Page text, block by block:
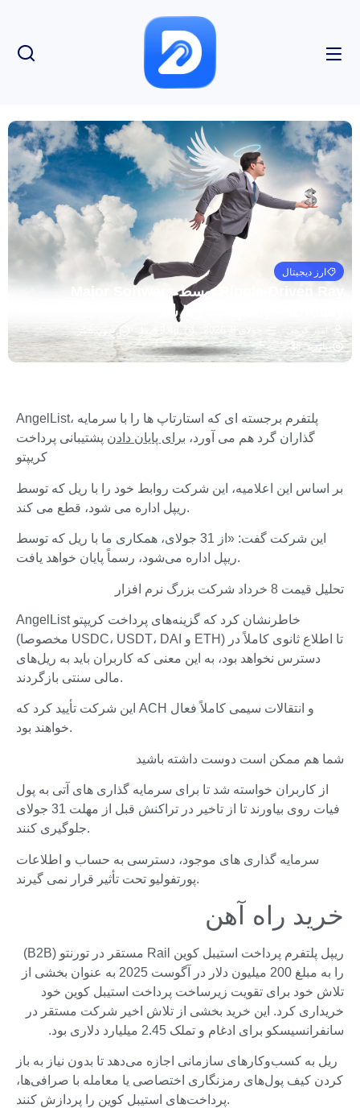
ارز دیجیتال
Ripple-Driven Ray توسط Major Software
امیر کرمی جولای 8, 2026
بدون نظر
بازدید: 38
AngelList، پلتفرم برجسته ای که استارتاپ ها را با سرمایه
گذاران گرد هم می آورد، برای پایان دادن پشتیبانی پرداخت
کریپتو
بر اساس این اعلامیه، این شرکت روابط خود را با ریل که توسط
ریپل اداره می شود، قطع می کند.
این شرکت گفت: «از 31 جولای، همکاری ما با ریل که توسط
ریپل اداره می‌شود، رسماً پایان خواهد یافت.
تحلیل قیمت 8 خرداد شرکت بزرگ نرم افزار
AngelList خاطرنشان کرد که گزینه‌های پرداخت کریپتو
(مخصوصا USDC، USDT، DAI و ETH) تا اطلاع ثانوی کاملاً در
دسترس نخواهد بود، به این معنی که کاربران باید به ریل‌های
مالی سنتی بازگردند.
این شرکت تأیید کرد که ACH و انتقالات سیمی کاملاً فعال
خواهند بود.
شما هم ممکن است دوست داشته باشید
از کاربران خواسته شد تا برای سرمایه گذاری های آتی به پول
فیات روی بیاورند تا از تاخیر در تراکنش قبل از مهلت 31 جولای
جلوگیری کنند.
سرمایه گذاری های موجود، دسترسی به حساب و اطلاعات
پورتفولیو تحت تأثیر قرار نمی گیرند.
خرید راه آهن
ریپل پلتفرم پرداخت استیبل کوین Rail مستقر در تورنتو (B2B)
را به مبلغ 200 میلیون دلار در آگوست 2025 به عنوان بخشی از
تلاش خود برای تقویت زیرساخت پرداخت استیبل کوین خود
خریداری کرد. این خرید بخشی از تلاش اخیر شرکت مستقر در
سانفرانسیسکو برای ادغام و تملک 2.45 میلیارد دلاری بود.
ریل به کسب‌وکارهای سازمانی اجازه می‌دهد تا بدون نیاز به باز
کردن کیف پول‌های رمزنگاری اختصاصی یا معامله با صرافی‌ها،
پرداخت‌های استیبل کوین را پردازش کنند.